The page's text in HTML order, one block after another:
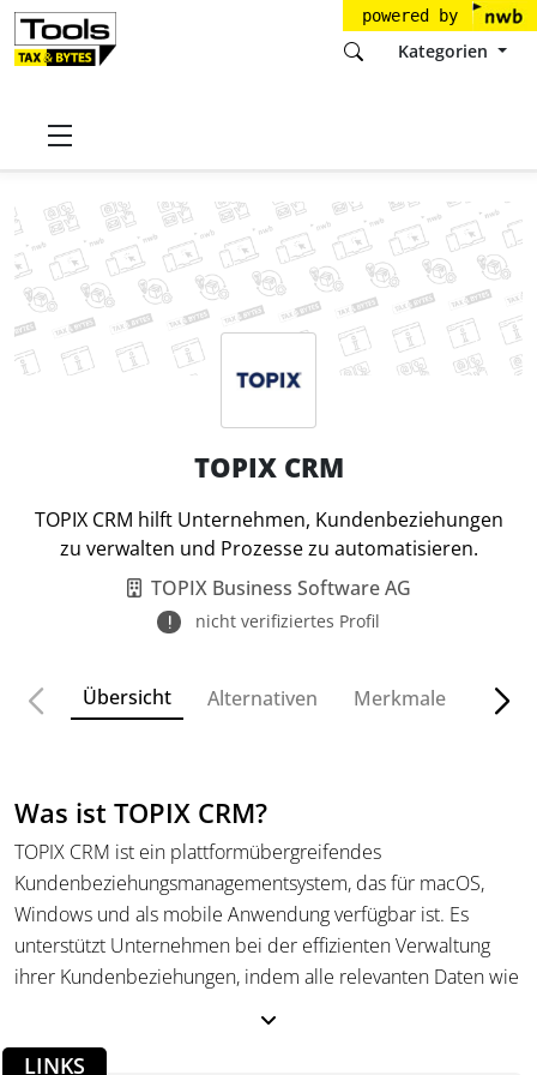
powered by
Kategorien
Startseite
TOPIX CRM
TOPIX CRM hilft Unternehmen, Kundenbeziehungen
zu verwalten und Prozesse zu automatisieren.
TOPIX Business Software AG
nicht verifiziertes Profil
Übersicht Alternativen Merkmale
Was ist TOPIX CRM?
TOPIX CRM ist ein plattformübergreifendes
Kundenbeziehungsmanagementsystem, das für macOS,
Windows und als mobile Anwendung verfügbar ist. Es
unterstützt Unternehmen bei der effizienten Verwaltung
ihrer Kundenbeziehungen, indem alle relevanten Daten wie
ermöglicht eine individuelle Anpassung an die spezifischen
LINKS